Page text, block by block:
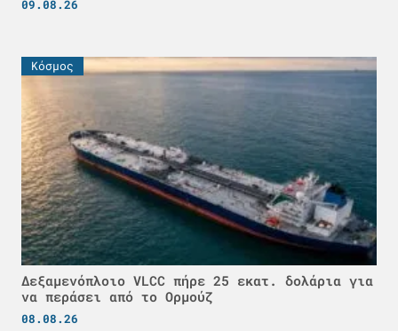
09.08.26
Κόσμος
Δεξαμενόπλοιο VLCC πήρε 25 εκατ. δολάρια για
να περάσει από το Ορμούζ
08.08.26